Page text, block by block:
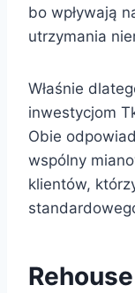
bo wpływają
utrzymania
Właśnie
inwestycjom
Obie
wspólny
klientów,